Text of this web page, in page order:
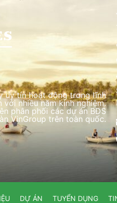
uy tín hoạt động trong lĩnh
với nhiều năm kinh nghiệm.
phân phối các dự án BĐS
VinGroup trên toàn quốc.
DỰ ÁN TUYỂN DỤNG